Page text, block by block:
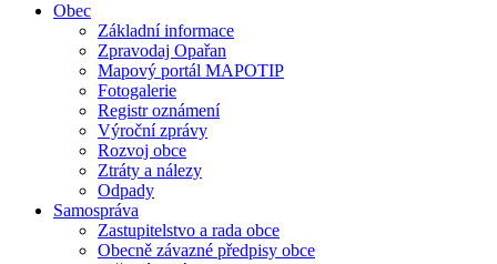
Obec
Základní informace
Zpravodaj Opařan
Mapový portál MAPOTIP
Fotogalerie
Registr oznámení
Výroční zprávy
Rozvoj obce
Ztráty a nálezy
Odpady
Samospráva
Zastupitelstvo a rada obce
Obecně závazné předpisy obce